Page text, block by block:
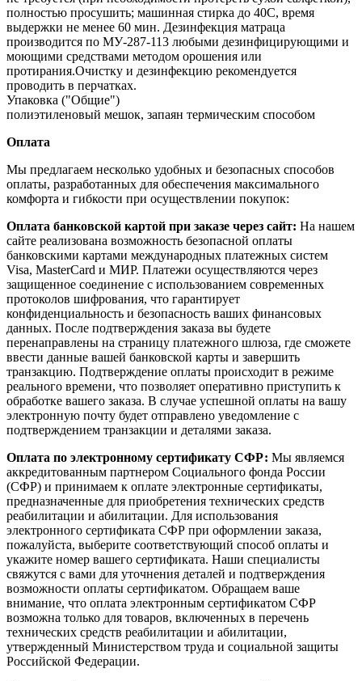
полностью просушить; машинная стирка до 40С, время
выдержки не менее 60 мин. Дезинфекция матраца
производится по МУ‐287‐113 любыми дезинфицирующими и
моющими средствами методом орошения или
протирания.Очистку и дезинфекцию рекомендуется
проводить в перчатках.
Упаковка ("Общие")
полиэтиленовый мешок, запаян термическим способом
Оплата
Мы предлагаем несколько удобных и безопасных способов
оплаты, разработанных для обеспечения максимального
комфорта и гибкости при осуществлении покупок:
Оплата банковской картой при заказе через сайт: На нашем
сайте реализована возможность безопасной оплаты
банковскими картами международных платежных систем
Visa, MasterCard и МИР. Платежи осуществляются через
защищенное соединение с использованием современных
протоколов шифрования, что гарантирует
конфиденциальность и безопасность ваших финансовых
данных. После подтверждения заказа вы будете
перенаправлены на страницу платежного шлюза, где сможете
ввести данные вашей банковской карты и завершить
транзакцию. Подтверждение оплаты происходит в режиме
реального времени, что позволяет оперативно приступить к
обработке вашего заказа. В случае успешной оплаты на вашу
электронную почту будет отправлено уведомление с
подтверждением транзакции и деталями заказа.
Оплата по электронному сертификату СФР: Мы являемся
аккредитованным партнером Социального фонда России
(СФР) и принимаем к оплате электронные сертификаты,
предназначенные для приобретения технических средств
реабилитации и абилитации. Для использования
электронного сертификата СФР при оформлении заказа,
пожалуйста, выберите соответствующий способ оплаты и
укажите номер вашего сертификата. Наши специалисты
свяжутся с вами для уточнения деталей и подтверждения
возможности оплаты сертификатом. Обращаем ваше
внимание, что оплата электронным сертификатом СФР
возможна только для товаров, включенных в перечень
технических средств реабилитации и абилитации,
утвержденный Министерством труда и социальной защиты
Российской Федерации.